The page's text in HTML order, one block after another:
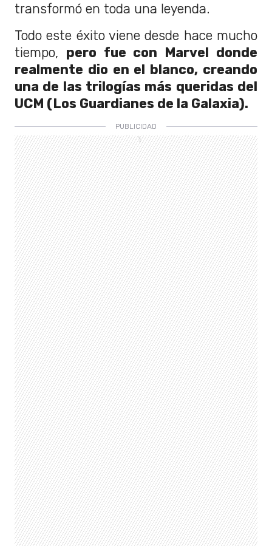
transformó en toda una leyenda.
Todo este éxito viene desde hace mucho
tiempo, pero fue con Marvel donde
realmente dio en el blanco, creando
una de las trilogías más queridas del
UCM (Los Guardianes de la Galaxia).